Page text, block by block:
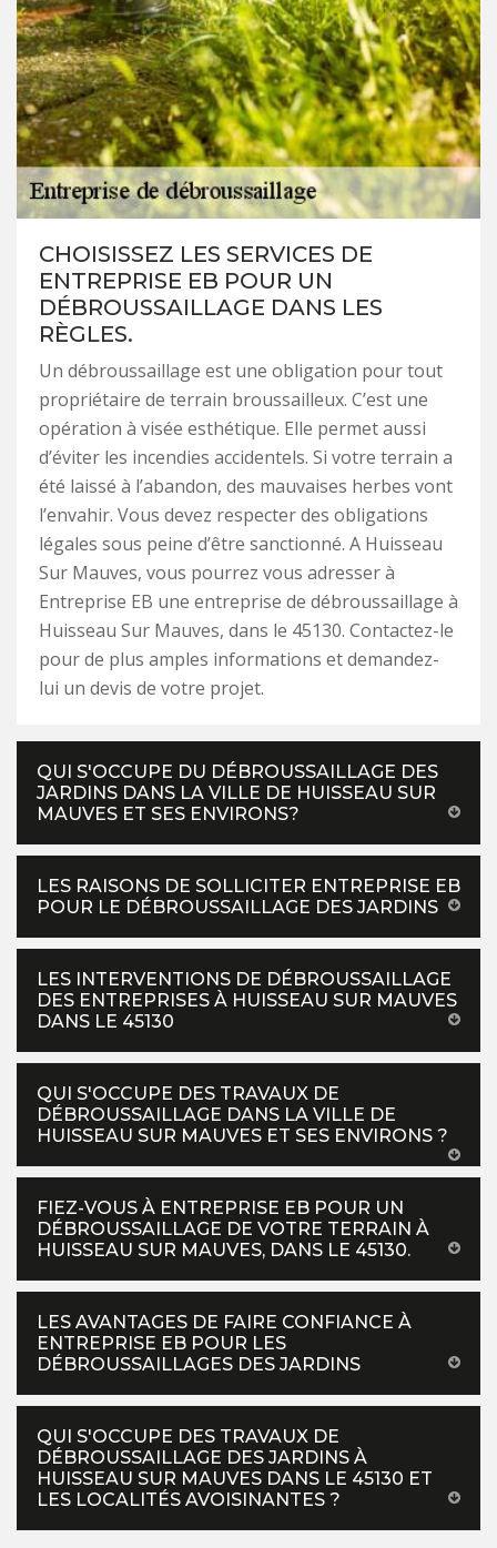
CHOISISSEZ LES SERVICES DE
ENTREPRISE EB POUR UN
DÉBROUSSAILLAGE DANS LES
RÈGLES.
Un débroussaillage est une obligation pour tout
propriétaire de terrain broussailleux. C’est une
opération à visée esthétique. Elle permet aussi
d’éviter les incendies accidentels. Si votre terrain a
été laissé à l’abandon, des mauvaises herbes vont
l’envahir. Vous devez respecter des obligations
légales sous peine d’être sanctionné. A Huisseau
Sur Mauves, vous pourrez vous adresser à
Entreprise EB une entreprise de débroussaillage à
Huisseau Sur Mauves, dans le 45130. Contactez-le
pour de plus amples informations et demandez-
lui un devis de votre projet.
QUI S'OCCUPE DU DÉBROUSSAILLAGE DES
JARDINS DANS LA VILLE DE HUISSEAU SUR
MAUVES ET SES ENVIRONS?
LES RAISONS DE SOLLICITER ENTREPRISE EB
POUR LE DÉBROUSSAILLAGE DES JARDINS
LES INTERVENTIONS DE DÉBROUSSAILLAGE
DES ENTREPRISES À HUISSEAU SUR MAUVES
DANS LE 45130
QUI S'OCCUPE DES TRAVAUX DE
DÉBROUSSAILLAGE DANS LA VILLE DE
HUISSEAU SUR MAUVES ET SES ENVIRONS ?
FIEZ-VOUS À ENTREPRISE EB POUR UN
DÉBROUSSAILLAGE DE VOTRE TERRAIN À
HUISSEAU SUR MAUVES, DANS LE 45130.
LES AVANTAGES DE FAIRE CONFIANCE À
ENTREPRISE EB POUR LES
DÉBROUSSAILLAGES DES JARDINS
QUI S'OCCUPE DES TRAVAUX DE
DÉBROUSSAILLAGE DES JARDINS À
HUISSEAU SUR MAUVES DANS LE 45130 ET
LES LOCALITÉS AVOISINANTES ?